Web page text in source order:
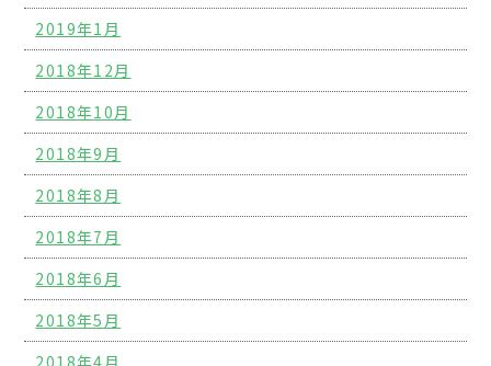
2019年1月
2018年12月
2018年10月
2018年9月
2018年8月
2018年7月
2018年6月
2018年5月